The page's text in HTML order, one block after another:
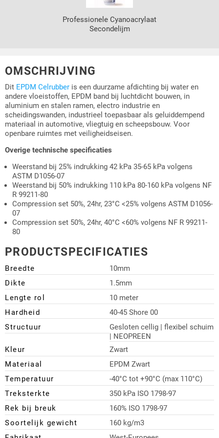
Professionele Cyanoacrylaat
Secondelijm
OMSCHRIJVING
Dit EPDM Celrubber is een duurzame afdichting bij water en
andere vloeistoffen, EPDM band bij luchtdicht bouwen, in
aluminium en stalen ramen, electro industrie en
scheidingswanden, industrieel toepasbaar als geluiddempend
materiaal in automotive, vliegtuig en scheepsbouw. Voor
openbare ruimtes met veiligheidseisen.
Overige technische specificaties
Weerstand bij 25% indrukking 42 kPa 35-65 kPa volgens
ASTM D1056-07
Weerstand bij 50% indrukking 110 kPa 80-160 kPa volgens NF
R 99211-80
Compression set 50%, 24hr, 23°C <25% volgens ASTM D1056-
07
Compression set 50%, 24hr, 40°C <60% volgens NF R 99211-
80
PRODUCTSPECIFICATIES
Breedte
10mm
Dikte
1.5mm
Lengte rol
10 meter
Hardheid
40-45 Shore 00
Structuur
Gesloten cellig | flexibel schuim
| NEOPREEN
Kleur
Zwart
Materiaal
EPDM Zwart
Temperatuur
-40°C tot +90°C (max 110°C)
Treksterkte
350 kPa ISO 1798-97
Rek bij breuk
160% ISO 1798-97
Soortelijk gewicht
160 kg/m3